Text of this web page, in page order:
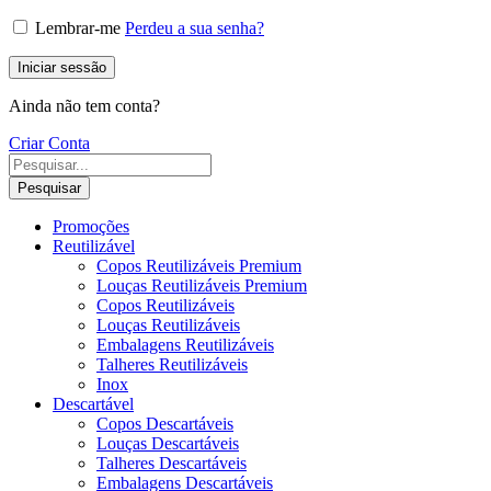
Lembrar-me Perdeu a sua senha?
Iniciar sessão
Ainda não tem conta?
Criar Conta
Pesquisar
Promoções
Reutilizável
Copos Reutilizáveis Premium
Louças Reutilizáveis Premium
Copos Reutilizáveis
Louças Reutilizáveis
Embalagens Reutilizáveis
Talheres Reutilizáveis
Inox
Descartável
Copos Descartáveis
Louças Descartáveis
Talheres Descartáveis
Embalagens Descartáveis